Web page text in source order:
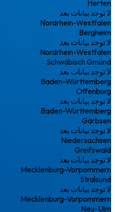
Herten
لا توجد بيانات بعد
Nordrhein-Westfalen
Bergheim
لا توجد بيانات بعد
Nordrhein-Westfalen
Schwäbisch Gmünd
لا توجد بيانات بعد
Baden-Württemberg
Offenburg
لا توجد بيانات بعد
Baden-Württemberg
Garbsen
لا توجد بيانات بعد
Niedersachsen
Greifswald
لا توجد بيانات بعد
Mecklenburg-Vorpommern
Stralsund
لا توجد بيانات بعد
Mecklenburg-Vorpommern
Neu-Ulm